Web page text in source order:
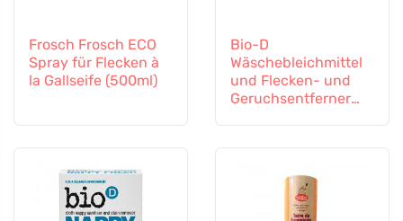
Frosch Frosch ECO
Spray für Flecken à
la Gallseife (500ml)
Bio-D
Wäschebleichmittel
und Flecken- und
Geruchsentferner